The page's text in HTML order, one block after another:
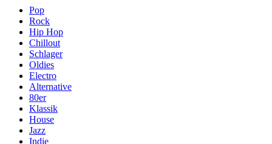
Pop
Rock
Hip Hop
Chillout
Schlager
Oldies
Electro
Alternative
80er
Klassik
House
Jazz
Indie